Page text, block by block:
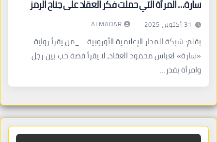
سارة… المرأة التي حملت فكر العقاد على جناح الرمز
31 أكتوبر، 2025 ALMADAR
بقلم: شبكة المدار الإعلامية الأوروبية …_من يقرأ رواية
«سارة» لعباس محمود العقاد، لا يقرأ قصة حب بين رجل
وامرأة بقدر…